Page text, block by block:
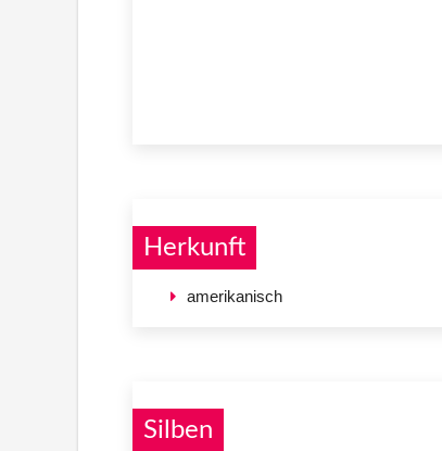
Herkunft
amerikanisch
Silben